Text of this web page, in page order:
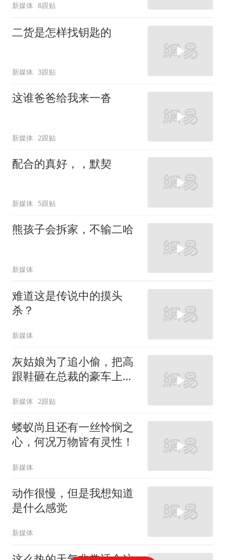
新媒体 8跟贴
二货是怎样找钥匙的
新媒体 3跟贴
这谁爸爸给我来一沓
新媒体 2跟贴
配合的真好，，默契
新媒体 5跟贴
熊孩子会拆家，不输二哈
新媒体
难道这是传说中的摸头
杀？
新媒体
灰姑娘为了追小偷，把高
跟鞋砸在总裁的豪车上，
新媒体 2跟贴
蝼蚁尚且还有一丝怜悯之
心，何况万物皆有灵性！
新媒体
动作很慢，但是我想知道
是什么感觉
新媒体